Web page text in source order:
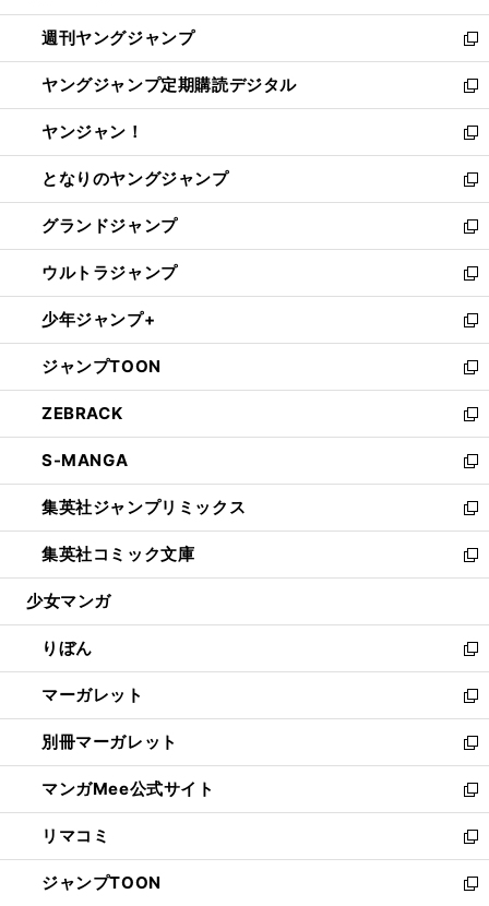
開
く
ウ
で
開
く
ン
ド
ウ
で
開
く
ウ
ィ
ン
ド
ウ
で
開
く
週刊ヤングジャンプ
新
し
い
ウ
ィ
ン
ド
ウ
で
開
く
ヤングジャンプ定期購読デジタル
新
し
い
ウ
ィ
ン
ド
ウ
で
開
く
ヤンジャン！
新
し
い
ウ
ィ
ン
ド
ウ
で
開
く
となりのヤングジャンプ
新
し
い
ウ
ィ
ン
ド
ウ
で
開
く
グランドジャンプ
新
し
い
ウ
ィ
ン
ド
ウ
で
開
く
ウルトラジャンプ
新
し
い
ウ
ィ
ン
ド
ウ
で
開
く
少年ジャンプ+
新
し
い
ウ
ィ
ン
ド
ウ
で
開
く
ジャンプTOON
新
し
い
ウ
ィ
ン
ド
ウ
で
開
ZEBRACK
新
し
い
ウ
ィ
ン
ド
ウ
開
く
S-MANGA
新
し
い
ウ
ィ
ン
ウ
で
開
く
集英社ジャンプリミックス
新
し
い
ウ
ン
ド
ウ
で
開
く
集英社コミック文庫
新
し
ウ
ィ
ン
ド
ウ
で
開
く
少女マンガ
りぼん
新
し
い
ウ
ィ
ン
ド
ウ
で
開
く
マーガレット
新
し
い
ウ
ィ
ン
ド
ウ
で
別冊マーガレット
新
し
い
ウ
ィ
ン
ド
マンガMee公式サイト
新
し
い
ウ
ィ
リマコミ
新
し
い
ジャンプTOON
新